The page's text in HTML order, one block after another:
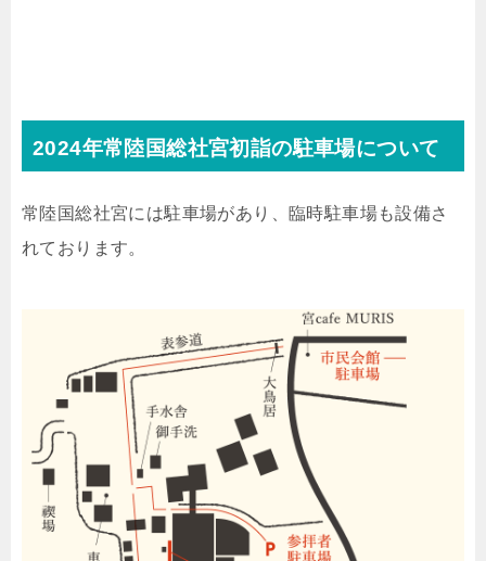
2024年常陸国総社宮初詣の駐車場について
常陸国総社宮には駐車場があり、臨時駐車場も設備さ
れております。